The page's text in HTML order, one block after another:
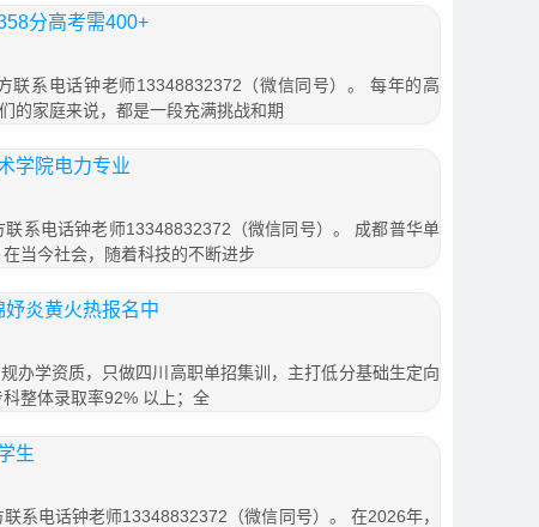
分高考需400+
联系电话钟老师13348832372（微信同号）。 每年的高
的家庭来说，都是一段充满挑战和期
学院电力专业
系电话钟老师13348832372（微信同号）。 成都普华单
当今社会，随着科技的不断进步
炎黄火热报名中
办学资质，只做四川高职单招集训，主打低分基础生定向
整体录取率92% 以上；全
生
系电话钟老师13348832372（微信同号）。 在2026年，